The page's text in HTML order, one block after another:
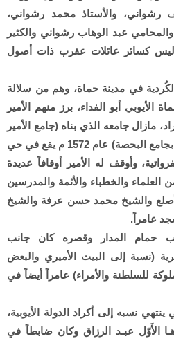
رشواني، والأستاذ محمد رشواني،
عبد الوهاب رشواني والكثير
كسائر عائلات عقرب ذات أصول
الكُردية في مدينة حماة، وهم من سلالة
أبو الفداء، برز منهم الأمير
مازال جامعه الذي بناه (جامع الأمير
عبد الوهاب شيخ الأكراد يُعرف بجامع البحصة) عام 1572 م يقع في حي
وأوقف له الأمير أوقافاً عديدة
والخطباء والأئمة والمدرسين
والشيخ محمد حسن عرفة والشيخ
عامراً.
حمام المدار وقصره كان جانب
(نسبة إلى البيت الأميري والبعض
للسلطنة والأمراء) عامراً أيضاً في
نسبه إلى أكراد الدولة الأيوبية،
الأَوّل عبـد الرزاق وكان ضابطاً في